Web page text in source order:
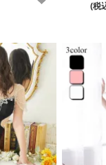
(税